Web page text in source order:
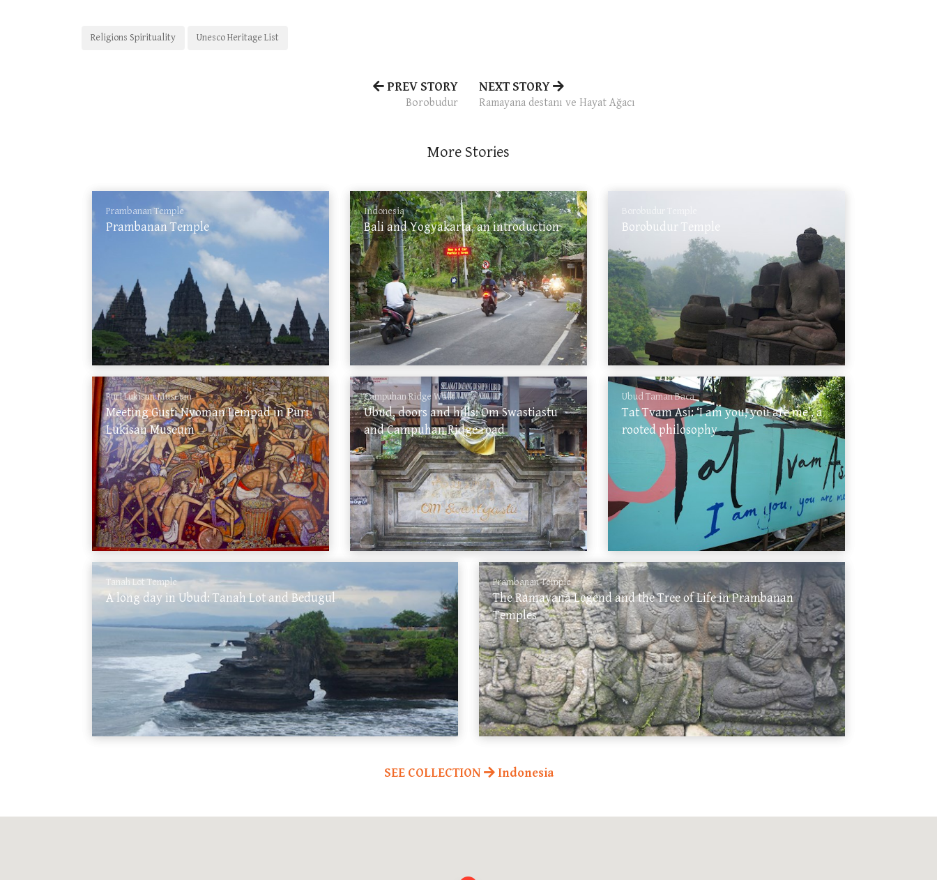
Religions Spirituality Unesco Heritage List
PREV STORY
Borobudur
NEXT STORY
Ramayana destanı ve Hayat Ağacı
More Stories
Prambanan Temple
Prambanan Temple
Indonesia
Bali and Yogyakarta, an introduction
Borobudur Temple
Borobudur Temple
Puri Lukisan Museum
Meeting Gusti Nyoman Lempad in Puri
Lukisan Museum
Campuhan Ridge Walk
Ubud, doors and hills: Om Swastiastu
and Campuhan Ridge road
Ubud Taman Baca
Tat Tvam Asi: ‘I am you, you are me’, a
rooted philosophy
Tanah Lot Temple
A long day in Ubud: Tanah Lot and Bedugul
Prambanan Temple
The Ramayana Legend and the Tree of Life in Prambanan
Temples
SEE COLLECTION Indonesia